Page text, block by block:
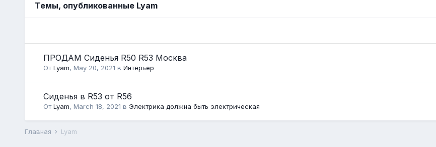
Темы, опубликованные Lyam
ПРОДАМ Сиденья R50 R53 Москва
ОтLyam, May 20, 2021 в Интерьер
Сиденья в R53 от R56
ОтLyam, March 18, 2021 в Электрика должна быть электрическая
Главная Lyam